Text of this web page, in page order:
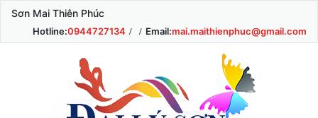
Sơn Mai Thiên Phúc
Hotline:0944727134 Email:mai.maithienphuc@gmail.com